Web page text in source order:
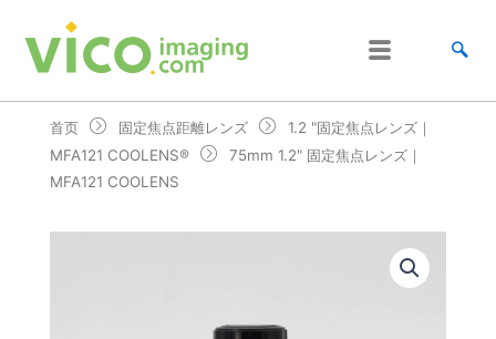
首页 固定焦点距離レンズ
1.2 "固定焦点レンズ｜
MFA121 COOLENS®
75mm 1.2" 固定焦点レンズ｜
MFA121 COOLENS